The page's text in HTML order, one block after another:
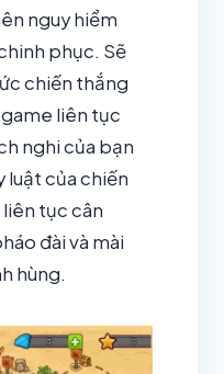
nguy hiểm
phục. Sẽ
chiến thắng
liên tục
nghi của bạn
luật của chiến
tục cân
đài và mài
hùng.